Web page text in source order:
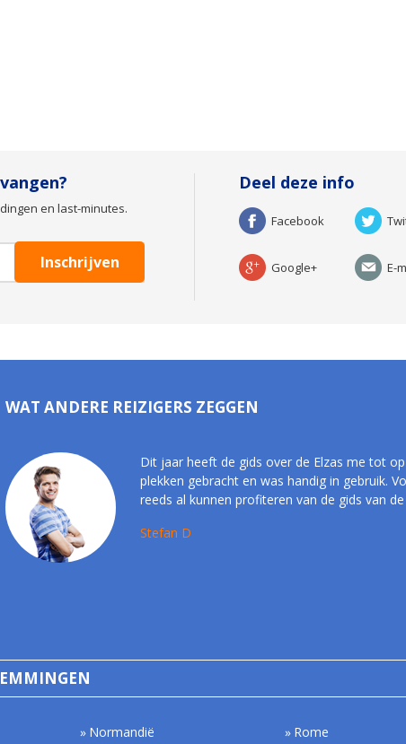
en last-minutes.
Deel deze info
Facebook
Google+ E-
WAT ANDERE REIZIGERS ZEGGEN
Dit jaar heeft de gids over de Elzas me tot
plekken gebracht en was handig in gebruik.
reeds al kunnen profiteren van de gids van
Stefan D
Normandië Rome